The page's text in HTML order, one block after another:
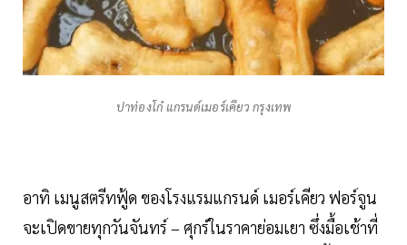
ปาท่องโก๋ แกรนด์เมอร์เคียว กรุงเทพ
อาทิ เมนูสตรีทฟู้ด ของโรงแรมแกรนด์ เมอร์เคียว ฟอร์จูน
จะเปิดขายทุกวันจันทร์ – ศุกร์ในราคาย่อมเยา ซึ่งมื้อเช้าที่